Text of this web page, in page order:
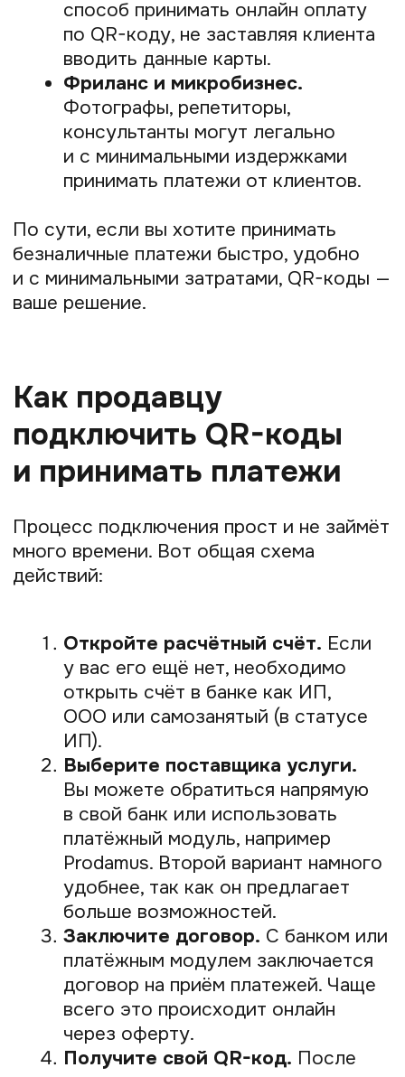
Я даю согласиена получение рекламной
Как покупателю платить
по QR-коду
Чтобы вы могли легко объяснить
инструкция для них.
Как оплатить покупку по QR-коду:
Откройтеприложение вашего
Проверьтев открывшемся
приложении банка сумму
и название магазина.
Подтвердите платёж удобным для
вас способом.
Готово!Вы получите уведомление
Весь процесс занимает не более 30
секунд. Это быстрее, чем доставать
карту, вставлять её в терминал
и вводить PIN-код.
Различные типы QR-
кодов
Мир QR-кодов не ограничивается только
платёжными. Для бизнеса могут быть
полезны и другие типы. Вот самые
распространённые из них:
Для приёма платежей вам понадобятся
стандартные QR-коды, которые делятся
на статические и динамические, как
мы обсуждали выше.